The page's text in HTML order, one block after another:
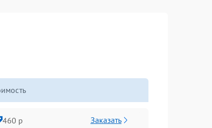
460 р Заказать